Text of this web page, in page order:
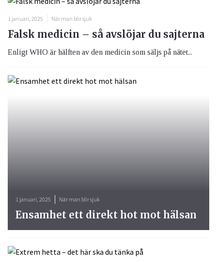
1 januari, 2025 När man blir sjuk
Falsk medicin – så avslöjar du sajterna
Enligt WHO är hälften av den medicin som säljs på nätet...
1 januari, 2025 När man blir sjuk
Ensamhet ett direkt hot mot hälsan